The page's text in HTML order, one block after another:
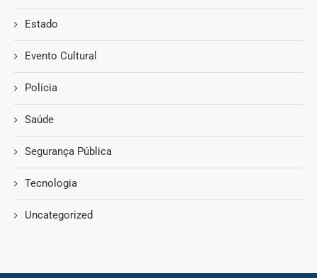
Estado
Evento Cultural
Polícia
Saúde
Segurança Pública
Tecnologia
Uncategorized